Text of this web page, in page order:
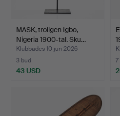
MASK, troligen Igbo,
Nigeria 1900-tal. Sku…
Klubbades 10 jun 2026
3 bud
43 USD